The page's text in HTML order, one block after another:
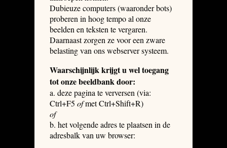
Dubieuze computers (waaronder bots)
proberen in hoog tempo al onze
beelden en teksten te vergaren.
Daarnaast zorgen ze voor een zware
belasting van ons webserver systeem.
Waarschijnlijk krijgt u wel toegang
tot onze beeldbank door:
a. deze pagina te verversen (via:
Ctrl+F5 ofmet Ctrl+Shift+R)
of
b. het volgende adres te plaatsen in de
adresbalk van uw browser: